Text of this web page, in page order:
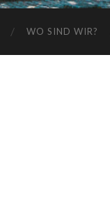
WO SIND WIR?